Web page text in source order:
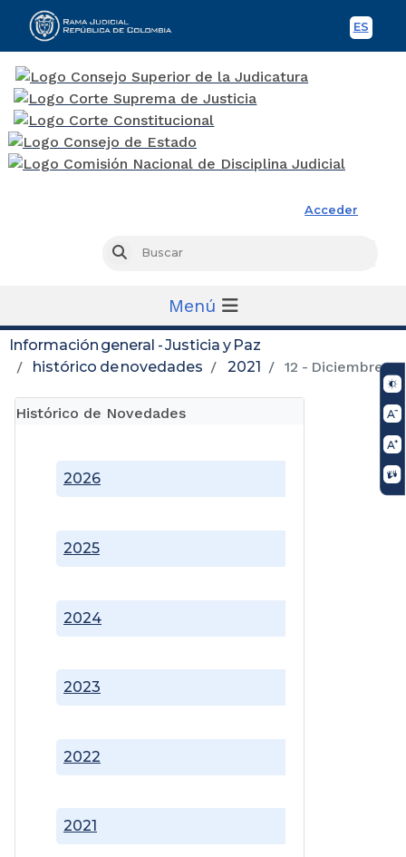
ES
Acceder
Buscar
Menú
Información general - Justicia y Paz
histórico de novedades
2021 12 - Diciembre
Histórico de Novedades
2021
2022
2023
2024
2025
2026